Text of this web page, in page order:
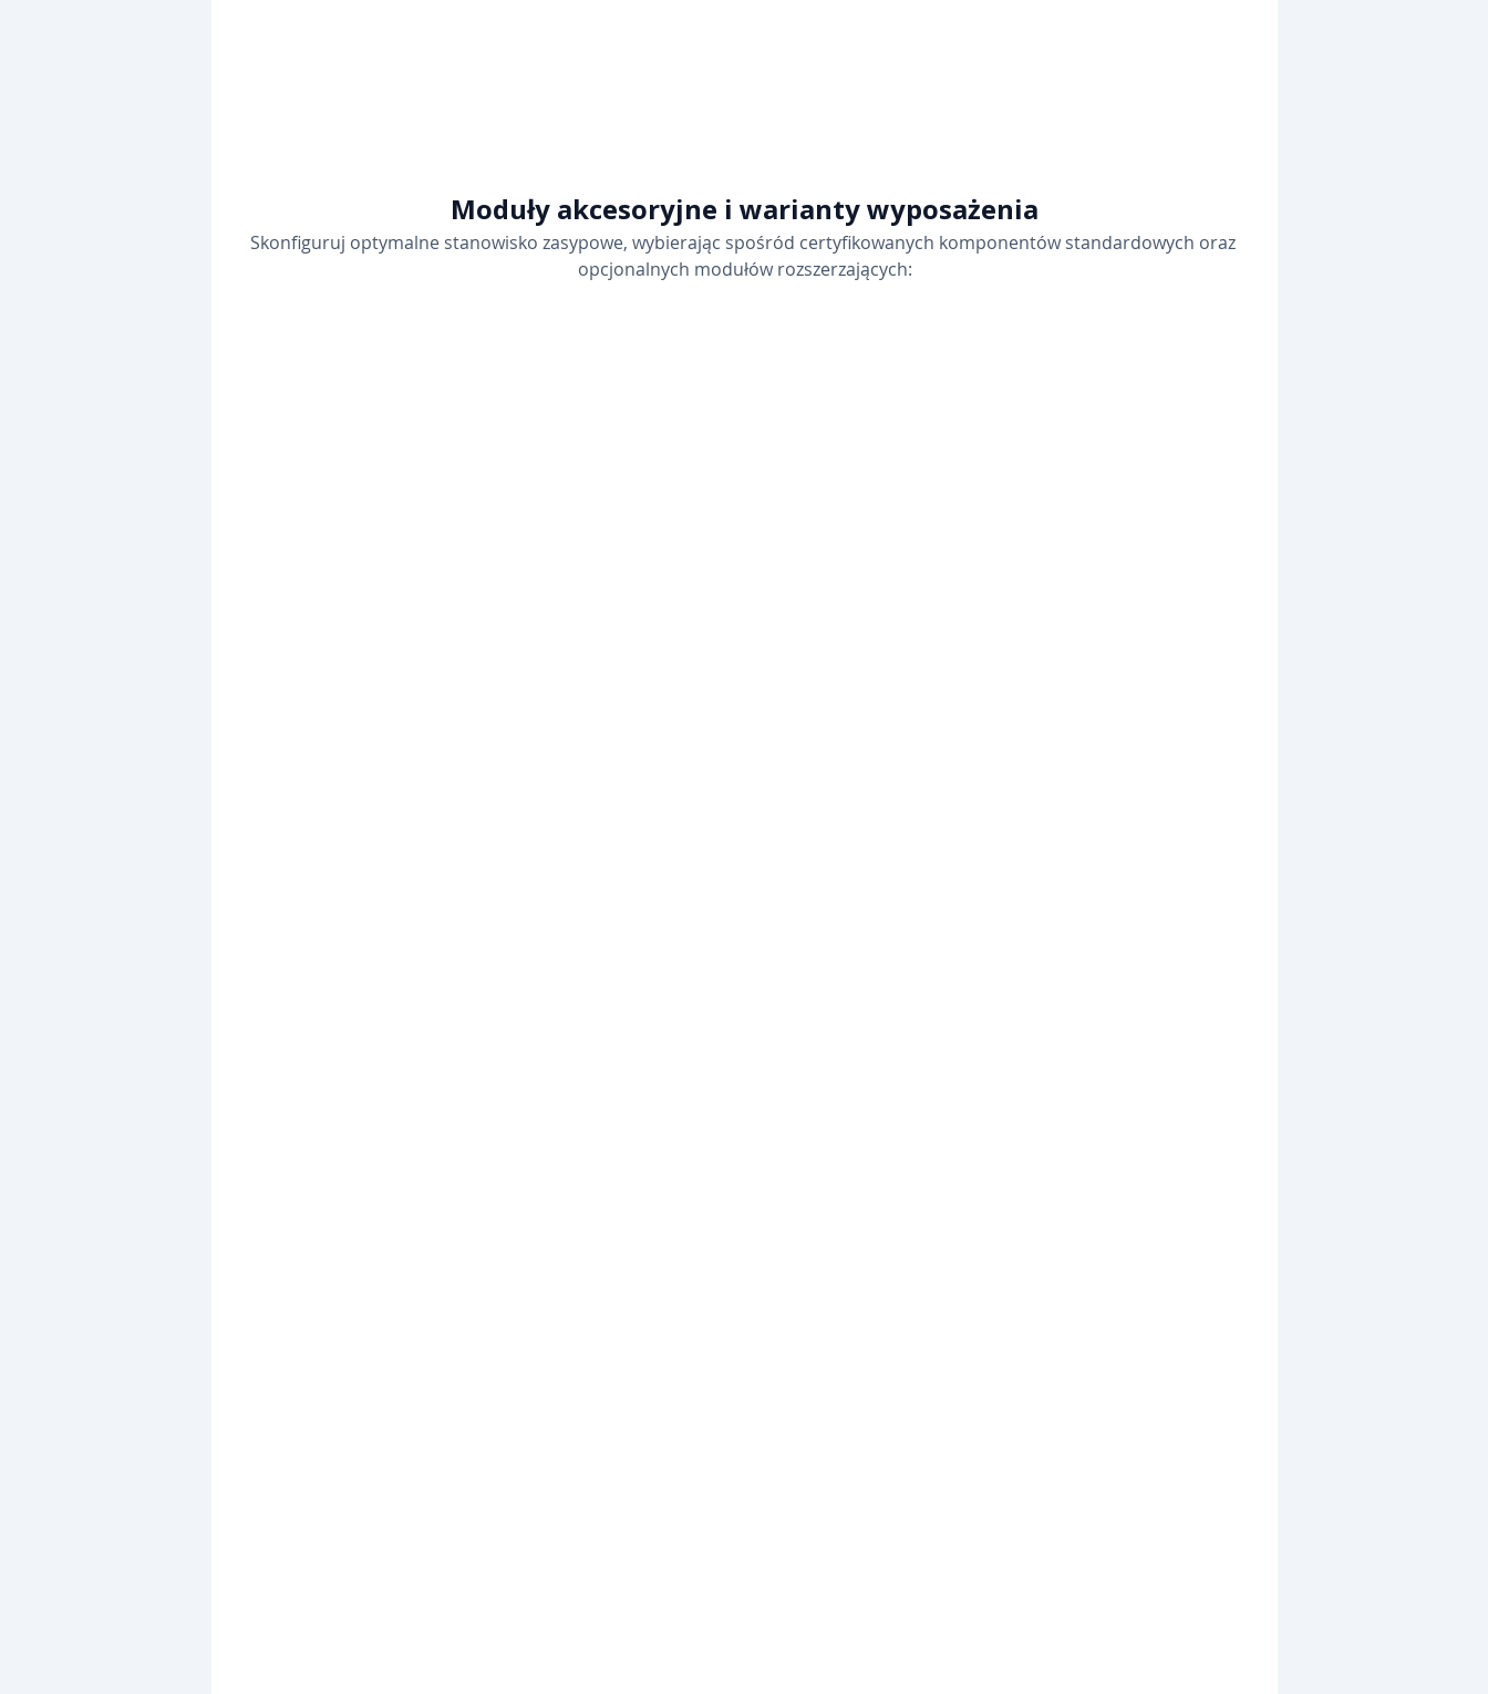
Moduły akcesoryjne i warianty wyposażenia
Skonfiguruj optymalne stanowisko zasypowe, wybierając spośród certyfikowanych komponentów standardowych oraz
opcjonalnych modułów rozszerzających: